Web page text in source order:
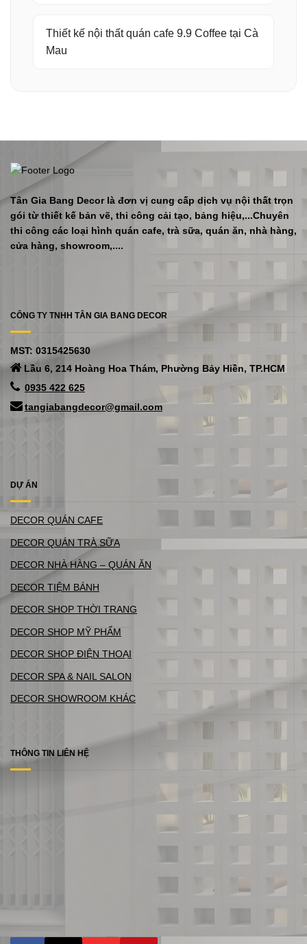
Thiết kế nội thất quán cafe 9.9 Coffee tại Cà
Mau
Tân Gia Bang Decor là đơn vị cung cấp dịch vụ nội thất trọn
gói từ thiết kế bản vẽ, thi công cải tạo, bảng hiệu,...Chuyên
thi công các loại hình quán cafe, trà sữa, quán ăn, nhà hàng,
cửa hàng, showroom,....
CÔNG TY TNHH TÂN GIA BANG DECOR
MST: 0315425630
Lầu 6, 214 Hoàng Hoa Thám, Phường Bảy Hiền, TP.HCM
0935 422 625
tangiabangdecor@gmail.com
DỰ ÁN
DECOR QUÁN CAFE
DECOR QUÁN TRÀ SỮA
DECOR NHÀ HÀNG – QUÁN ĂN
DECOR TIỆM BÁNH
DECOR SHOP THỜI TRANG
DECOR SHOP MỸ PHẨM
DECOR SHOP ĐIỆN THOẠI
DECOR SPA & NAIL SALON
DECOR SHOWROOM KHÁC
THÔNG TIN LIÊN HỆ